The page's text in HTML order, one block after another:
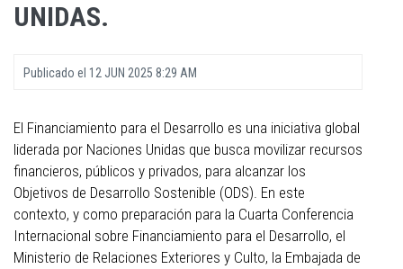
UNIDAS.
Publicado el 12 JUN 2025 8:29 AM
El Financiamiento para el Desarrollo es una iniciativa global
liderada por Naciones Unidas que busca movilizar recursos
financieros, públicos y privados, para alcanzar los
Objetivos de Desarrollo Sostenible (ODS). En este
contexto, y como preparación para la Cuarta Conferencia
Internacional sobre Financiamiento para el Desarrollo, el
Ministerio de Relaciones Exteriores y Culto, la Embajada de